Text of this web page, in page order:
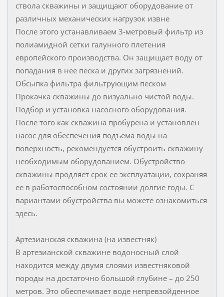
ствола скважины и защищают оборудование от
различных механических нагрузок извне
После этого устанавливаем 3-метровый фильтр из
полиамидной сетки галунного плетения
европейского производства. Он защищает воду от
попадания в нее песка и других загрязнений.
Обсыпка фильтра фильтрующим песком
Прокачка скважины до визуально чистой воды.
Подбор и установка насосного оборудования.
После того как скважина пробурена и установлен
насос для обеспечения подъема воды на
поверхность, рекомендуется обустроить скважину
необходимым оборудованием. Обустройство
скважины продляет срок ее эксплуатации, сохраняя
ее в работоспособном состоянии долгие годы. С
вариантами обустройства вы можете ознакомиться
здесь.
Артезианская скважина (на известняк)
В артезианской скважине водоносный слой
находится между двумя слоями известняковой
породы на достаточно большой глубине – до 250
метров. Это обеспечивает воде непревзойденное